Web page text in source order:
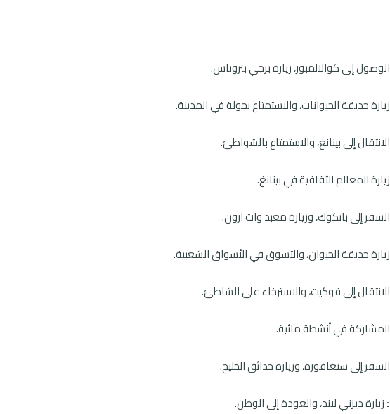
الوصول إلى كوالالمبور، زيارة برجي بتروناس.
زيارة حديقة الحيوانات، والاستمتاع بجولة في المدينة.
الانتقال إلى بينانغ، والاستمتاع بالشواطئ.
زيارة المعالم الثقافية في بينانغ.
السفر إلى بانكوك، وزيارة معبد وات آرون.
زيارة حديقة الحيوان، والتسوق في الأسواق الشعبية.
الانتقال إلى فوكيت، والاسترخاء على الشاطئ.
المشاركة في أنشطة مائية.
السفر إلى سنغافورة، وزيارة حدائق الخليج.
زيارة ديزني لاند، والعودة إلى الوطن.